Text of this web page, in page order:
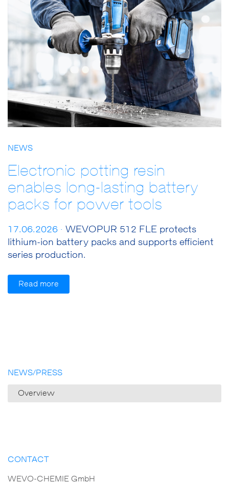
NEWS
Electronic potting resin
enables long-lasting battery
packs for power tools
17.06.2026 · WEVOPUR 512 FLE protects
lithium-ion battery packs and supports efficient
series production.
Read more
NEWS/PRESS
Overview
CONTACT
WEVO-CHEMIE GmbH